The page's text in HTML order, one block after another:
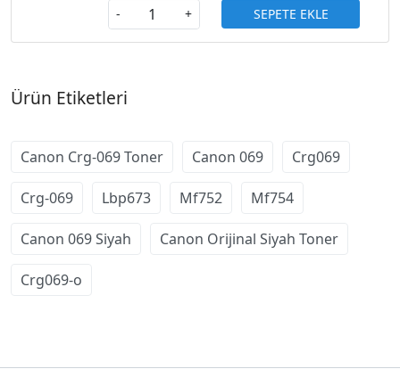
- + SEPETE EKLE
Ürün Etiketleri
Canon Crg-069 Toner Canon 069 Crg069
Crg-069 Lbp673 Mf752 Mf754
Canon 069 Siyah Canon Orijinal Siyah Toner
Crg069-o